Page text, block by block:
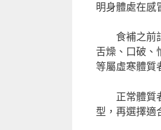
明身體處在感
食補之前記
舌燥、口破、
等屬虛寒體質
正常體質者
型，再選擇適